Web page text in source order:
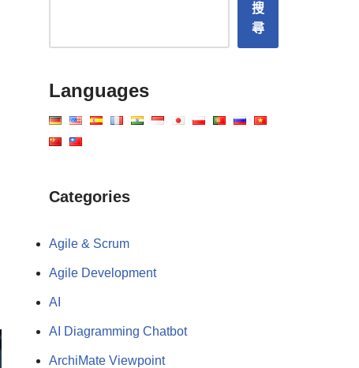
搜
尋
Languages
Categories
Agile & Scrum
Agile Development
AI
AI Diagramming Chatbot
ArchiMate Viewpoint